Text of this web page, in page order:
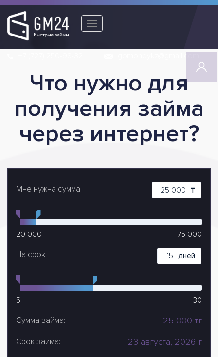
Toggle
Что нужно для
получения займа
через интернет?
Мне нужна сумма ₸
20 000 75 000
На срок дней
5 30
Сумма займа: 25 000 тг
Срок займа: 23 августа, 2026 г